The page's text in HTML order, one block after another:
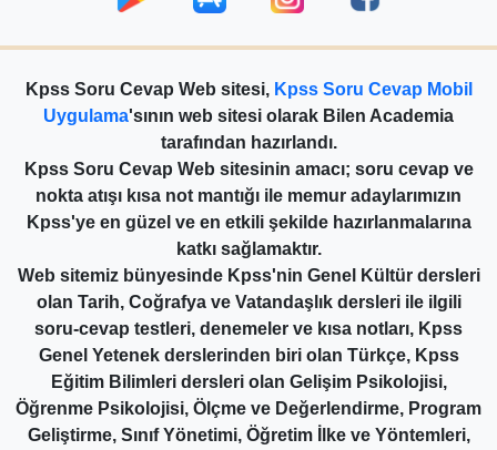
Kpss Soru Cevap Web sitesi, Kpss Soru Cevap Mobil
Uygulama'sının web sitesi olarak Bilen Academia
tarafından hazırlandı.
Kpss Soru Cevap Web sitesinin amacı; soru cevap ve
nokta atışı kısa not mantığı ile memur adaylarımızın
Kpss'ye en güzel ve en etkili şekilde hazırlanmalarına
katkı sağlamaktır.
Web sitemiz bünyesinde Kpss'nin Genel Kültür dersleri
olan Tarih, Coğrafya ve Vatandaşlık dersleri ile ilgili
soru-cevap testleri, denemeler ve kısa notları, Kpss
Genel Yetenek derslerinden biri olan Türkçe, Kpss
Eğitim Bilimleri dersleri olan Gelişim Psikolojisi,
Öğrenme Psikolojisi, Ölçme ve Değerlendirme, Program
Geliştirme, Sınıf Yönetimi, Öğretim İlke ve Yöntemleri,